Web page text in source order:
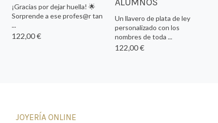
¡Gracias por dejar huella! 🌟
Sorprende a ese profes@r tan
...
122,00 €
ALUMNOS
Un llavero de plata de ley
personalizado con los
nombres de toda ...
122,00 €
JOYERÍA ONLINE